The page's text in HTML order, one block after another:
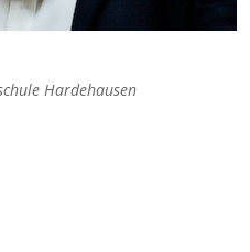
Hardehausen